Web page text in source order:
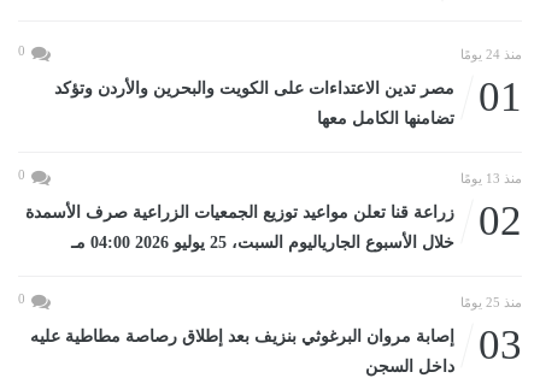
منذ 24 يومًا 0
01
مصر تدين الاعتداءات على الكويت والبحرين والأردن وتؤكد
تضامنها الكامل معها
منذ 13 يومًا 0
02
زراعة قنا تعلن مواعيد توزيع الجمعيات الزراعية صرف الأسمدة
خلال الأسبوع الجارياليوم السبت، 25 يوليو 2026 04:00 مـ
منذ 25 يومًا 0
03
إصابة مروان البرغوثي بنزيف بعد إطلاق رصاصة مطاطية عليه
داخل السجن